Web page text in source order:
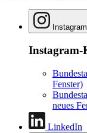
Instagram
Instagram-
Fenster)
neues
LinkedIn